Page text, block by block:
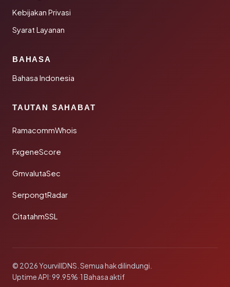
Kebijakan Privasi
Syarat Layanan
BAHASA
Bahasa Indonesia
TAUTAN SAHABAT
RamacommWhois
FxgeneScore
GmvalutaSec
SerpongtRadar
CitatahmSSL
© 2026 YourvillDNS. Semua hak dilindungi.
Uptime API: 99.95%·1 Bahasa aktif